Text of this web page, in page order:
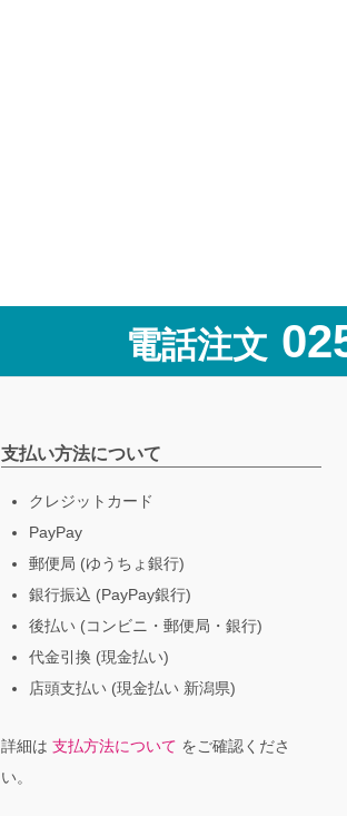
電話注文
支払い方法について
クレジットカード
PayPay
郵便局 (ゆうちょ銀行)
銀行振込 (PayPay銀行)
後払い (コンビニ・郵便局・銀行)
代金引換 (現金払い)
店頭支払い (現金払い 新潟県)
詳細は 支払方法について をご確認くださ
い。